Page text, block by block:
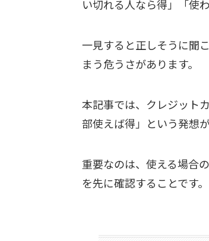
い切れる人なら得」「使
一見すると正しそうに聞
まう危うさがあります。
本記事では、クレジット
部使えば得」という発想
重要なのは、使える場合
を先に確認することです。